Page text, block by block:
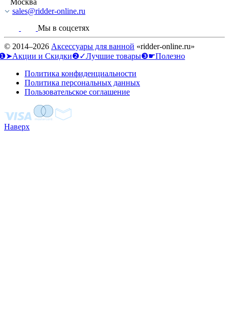
sales@ridder-online.ru
Мы в соцсетях
© 2014–2026 Аксессуары для ванной «ridder-online.ru»
и Скидки❷✓Лучшие товары❸☛Полезно
Политика конфиденциальности
Политика персональных данных
Пользовательское соглашение
Наверх